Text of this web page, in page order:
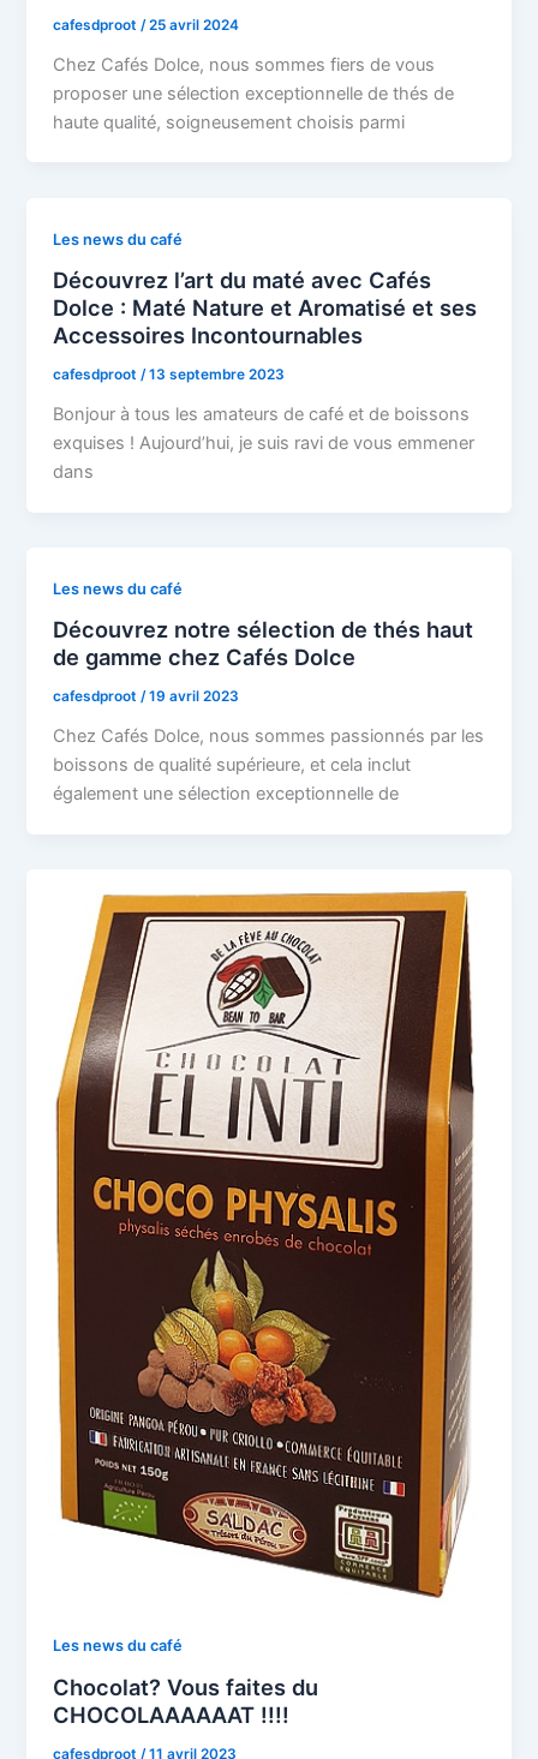
cafesdproot /25 avril 2024
Chez Cafés Dolce, nous sommes fiers de vous
proposer une sélection exceptionnelle de thés de
haute qualité, soigneusement choisis parmi
Les news du café
Découvrez l’art du maté avec Cafés
Dolce : Maté Nature et Aromatisé et ses
Accessoires Incontournables
cafesdproot/13 septembre 2023
Bonjour à tous les amateurs de café et de boissons
exquises ! Aujourd’hui, je suis ravi de vous emmener
dans
Les news du café
Découvrez notre sélection de thés haut
de gamme chez Cafés Dolce
cafesdproot/19 avril 2023
Chez Cafés Dolce, nous sommes passionnés par les
boissons de qualité supérieure, et cela inclut
également une sélection exceptionnelle de
Les news du café
Chocolat? Vous faites du
CHOCOLAAAAAAT !!!!
cafesdproot /11 avril 2023